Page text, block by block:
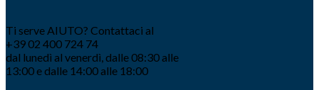
Ti serve AIUTO? Contattaci al
+39 02 400 724 74
dal lunedì al venerdì, dalle 08:30 alle
13:00 e dalle 14:00 alle 18:00